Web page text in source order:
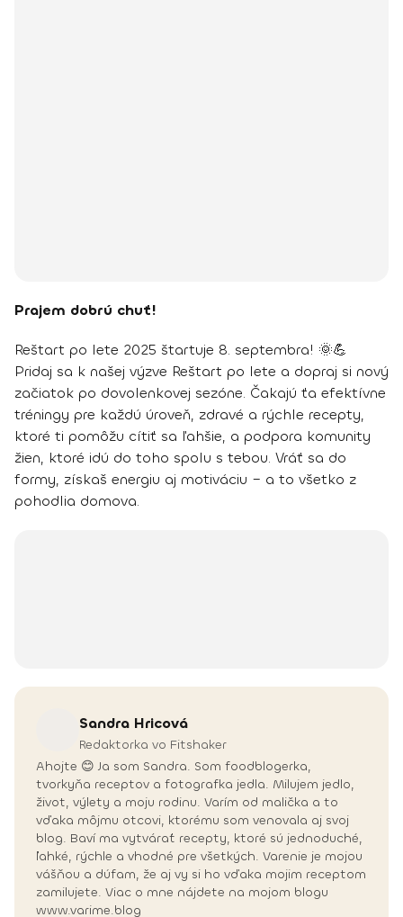
Prajem dobrú chuť!
Reštart po lete 2025 štartuje 8. septembra! 🌞💪
Pridaj sa k našej výzve Reštart po lete a dopraj si nový
začiatok po dovolenkovej sezóne. Čakajú ťa efektívne
tréningy pre každú úroveň, zdravé a rýchle recepty,
ktoré ti pomôžu cítiť sa ľahšie, a podpora komunity
žien, ktoré idú do toho spolu s tebou. Vráť sa do
formy, získaš energiu aj motiváciu – a to všetko z
pohodlia domova.
Sandra Hricová
Redaktorka vo Fitshaker
Ahojte 😊 Ja som Sandra. Som foodblogerka,
tvorkyňa receptov a fotografka jedla. Milujem jedlo,
život, výlety a moju rodinu. Varím od malička a to
vďaka môjmu otcovi, ktorému som venovala aj svoj
blog. Baví ma vytvárať recepty, ktoré sú jednoduché,
ľahké, rýchle a vhodné pre všetkých. Varenie je mojou
vášňou a dúfam, že aj vy si ho vďaka mojim receptom
zamilujete. Viac o mne nájdete na mojom blogu
www.varime.blog